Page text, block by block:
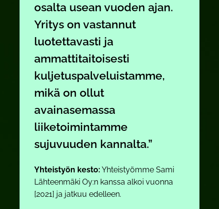
osalta usean vuoden ajan.
Yritys on vastannut
luotettavasti ja
ammattitaitoisesti
kuljetuspalveluistamme,
mikä on ollut
avainasemassa
liiketoimintamme
sujuvuuden kannalta.”
Yhteistyön kesto: Yhteistyömme Sami
Lähteenmäki Oy:n kanssa alkoi vuonna
[2021] ja jatkuu edelleen.